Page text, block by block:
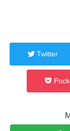
Twitter